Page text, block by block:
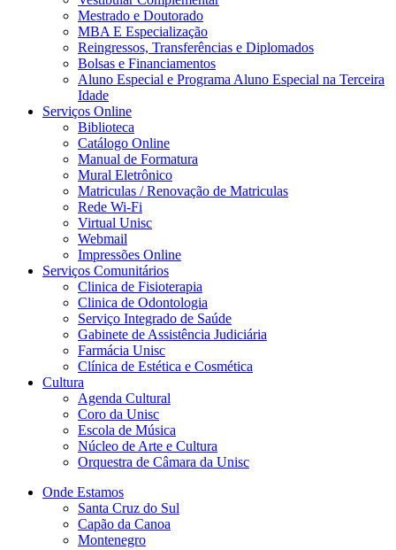
Mestrado e Doutorado
MBA E Especialização
Reingressos, Transferências e Diplomados
Bolsas e Financiamentos
Aluno Especial e Programa Aluno Especial na Terceira
Idade
Serviços Online
Biblioteca
Catálogo Online
Manual de Formatura
Mural Eletrônico
Matriculas / Renovação de Matriculas
Rede Wi-Fi
Virtual Unisc
Webmail
Impressões Online
Serviços Comunitários
Clinica de Fisioterapia
Clinica de Odontologia
Serviço Integrado de Saúde
Gabinete de Assistência Judiciária
Farmácia Unisc
Clínica de Estética e Cosmética
Cultura
Agenda Cultural
Coro da Unisc
Escola de Música
Núcleo de Arte e Cultura
Orquestra de Câmara da Unisc
Onde Estamos
Santa Cruz do Sul
Capão da Canoa
Montenegro